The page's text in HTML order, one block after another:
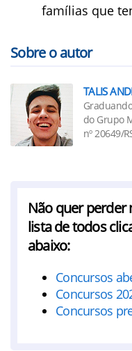
famílias que
Sobre o autor
TALIS
do Grupo
nº 20649/
Não quer perder
lista de todos
abaixo:
Concursos
Concursos
Concursos